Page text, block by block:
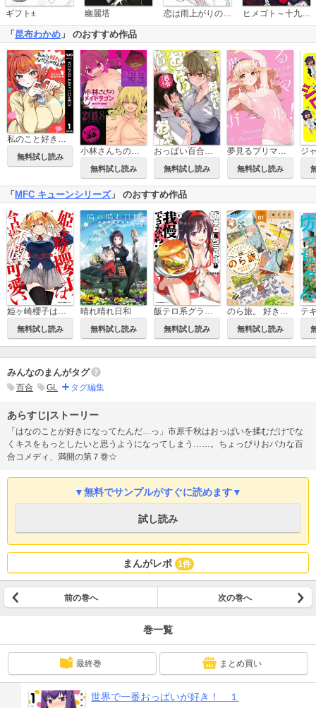
ギフト± 幽麗塔 恋は雨上がりのように ヒメゴト～十九歳の制服～
「 昆布わかめ 」 のおすすめ作品
私のこと好きじゃなかったのかよ!?
無料試し読み
無料試し読み
おっぱい百合アンソロジー
無料試し読み 無料試し読み
「 MFC キューンシリーズ」 のおすすめ作品
無料試し読み
晴れ晴れ日和
無料試し読み 無料試し読み 無料試し読み
みんなのまんがタグ
百合 GL タグ編集
あらすじ|ストーリー
「はなのことが好きになってたんだ…っ」市原千秋はおっぱいを揉むだけでな
くキスをもっとしたいと思うようになってしまう……。ちょっぴりおバカな百
合コメディ、満開の第７巻☆
▼無料でサンプルがすぐに読めます▼
試し読み
まんがレポ 1件
前の巻へ 次の巻へ
巻一覧
最終巻 まとめ買い
世界で一番おっぱいが好き！ １